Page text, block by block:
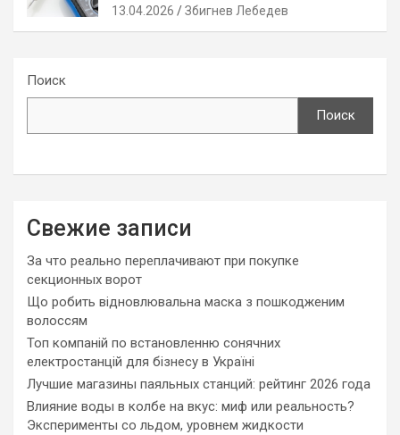
13.04.2026 Збигнев Лебедев
Поиск
Поиск
Свежие записи
За что реально переплачивают при покупке
секционных ворот
Що робить відновлювальна маска з пошкодженим
волоссям
Топ компаній по встановленню сонячних
електростанцій для бізнесу в Україні
Лучшие магазины паяльных станций: рейтинг 2026 года
Влияние воды в колбе на вкус: миф или реальность?
Эксперименты со льдом, уровнем жидкости